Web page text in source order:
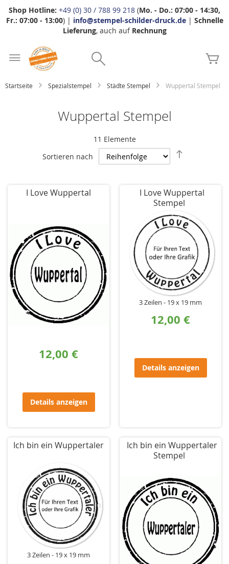
Shop Hotline: +49 (0) 30 / 788 99 218 (Mo. - Do.: 07:00 - 14:30,
Fr.: 07:00 - 13:00) | info@stempel-schilder-druck.de| Schnelle
Lieferung, auch auf Rechnung
Startseite Spezialstempel Städte Stempel Wuppertal Stempel
Wuppertal Stempel
11 Elemente
Sortieren nach
I Love Wuppertal
12,00 €
Details anzeigen
I Love Wuppertal
Stempel
3 Zeilen 19 x 19 mm
12,00 €
Details anzeigen
Ich bin ein Wuppertaler
3 Zeilen 19 x 19 mm
Ich bin ein Wuppertaler
Stempel